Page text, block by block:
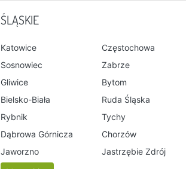
ŚLĄSKIE
Katowice
Częstochowa
Sosnowiec
Zabrze
Gliwice
Bytom
Bielsko-Biała
Ruda Śląska
Rybnik
Tychy
Dąbrowa Górnicza
Chorzów
Jaworzno
Jastrzębie Zdrój